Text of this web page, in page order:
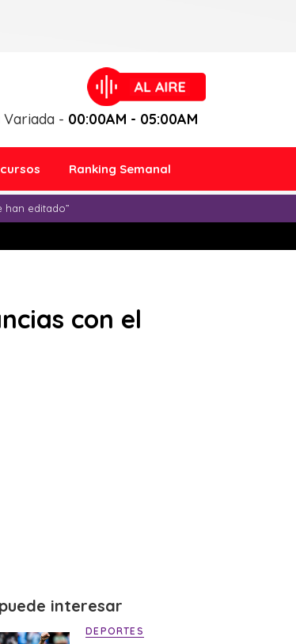
Variada - 00:00AM - 05:00AM
Ranking Semanal
han editado”
con el
interesar
DEPORTES